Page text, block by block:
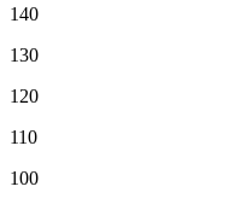
140
130
120
110
100